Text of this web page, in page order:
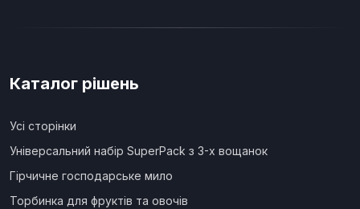
Каталог рішень
Усі сторінки
Універсальний набір SuperPack з 3-х вощанок
Гірчичне господарське мило
Торбинка для фруктів та овочів